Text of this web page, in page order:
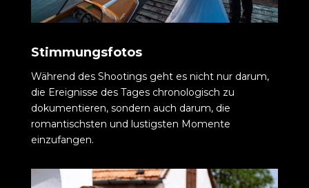
Stimmungsfotos
Während des Shootings geht es nicht nur darum,
die Ereignisse des Tages chronologisch zu
dokumentieren, sondern auch darum, die
romantischsten und lustigsten Momente
einzufangen.